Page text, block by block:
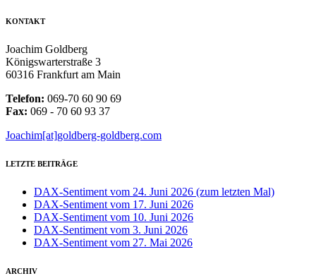
KONTAKT
Joachim Goldberg
Königswarterstraße 3
60316 Frankfurt am Main
Telefon: 069-70 60 90 69
Fax: 069 - 70 60 93 37
Joachim[at]goldberg-goldberg.com
LETZTE BEITRÄGE
DAX-Sentiment vom 24. Juni 2026 (zum letzten Mal)
DAX-Sentiment vom 17. Juni 2026
DAX-Sentiment vom 10. Juni 2026
DAX-Sentiment vom 3. Juni 2026
DAX-Sentiment vom 27. Mai 2026
ARCHIV